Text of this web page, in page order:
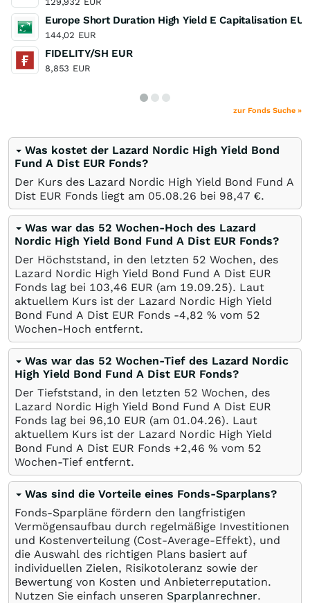
Europe Short Duration High Yield E Capitalisation
144,02 EUR
FIDELITY/SH EUR
8,853 EUR
zur Fonds Suche »
Was kostet der Lazard Nordic High Yield Bond
Fund A Dist EUR Fonds?
Der Kurs des Lazard Nordic High Yield Bond Fund A
Dist EUR Fonds liegt am 05.08.26 bei 98,47 €.
Was war das 52 Wochen-Hoch des Lazard
Nordic High Yield Bond Fund A Dist EUR Fonds?
Der Höchststand, in den letzten 52 Wochen, des
Lazard Nordic High Yield Bond Fund A Dist EUR
Fonds lag bei 103,46 EUR (am 19.09.25). Laut
aktuellem Kurs ist der Lazard Nordic High Yield
Bond Fund A Dist EUR Fonds -4,82 % vom 52
Wochen-Hoch entfernt.
Was war das 52 Wochen-Tief des Lazard Nordic
High Yield Bond Fund A Dist EUR Fonds?
Der Tiefststand, in den letzten 52 Wochen, des
Lazard Nordic High Yield Bond Fund A Dist EUR
Fonds lag bei 96,10 EUR (am 01.04.26). Laut
aktuellem Kurs ist der Lazard Nordic High Yield
Bond Fund A Dist EUR Fonds +2,46 % vom 52
Wochen-Tief entfernt.
Was sind die Vorteile eines Fonds-Sparplans?
Fonds-Sparpläne fördern den langfristigen
Vermögensaufbau durch regelmäßige Investitionen
und Kostenverteilung (Cost-Average-Effekt), und
die Auswahl des richtigen Plans basiert auf
individuellen Zielen, Risikotoleranz sowie der
Bewertung von Kosten und Anbieterreputation.
Nutzen Sie einfach unseren Sparplanrechner.